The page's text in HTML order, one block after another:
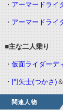
・ アーマードライ
・ アーマードライ
■主な二人乗り
・ 仮面ライダーデ
・ 門矢士(つかさ) ＆
関連人物